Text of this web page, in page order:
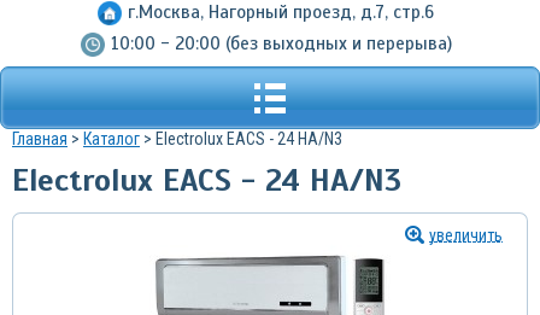
г.Москва, Нагорный проезд, д.7, стр.6
10:00 - 20:00 (без выходных и перерыва)
Главная > Каталог > Electrolux EACS - 24 HA/N3
Electrolux EACS - 24 HA/N3
увеличить